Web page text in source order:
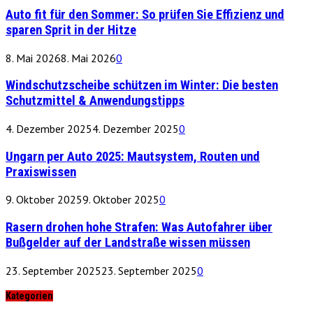
Auto fit für den Sommer: So prüfen Sie Effizienz und
sparen Sprit in der Hitze
8. Mai 20268. Mai 20260
Windschutzscheibe schützen im Winter: Die besten
Schutzmittel & Anwendungstipps
4. Dezember 20254. Dezember 20250
Ungarn per Auto 2025: Mautsystem, Routen und
Praxiswissen
9. Oktober 20259. Oktober 20250
Rasern drohen hohe Strafen: Was Autofahrer über
Bußgelder auf der Landstraße wissen müssen
23. September 202523. September 20250
Kategorien